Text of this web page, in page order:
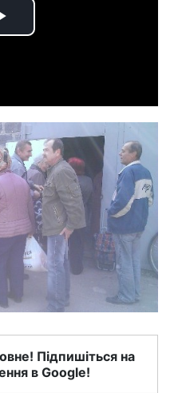
Play
Підпишіться на
в Google!